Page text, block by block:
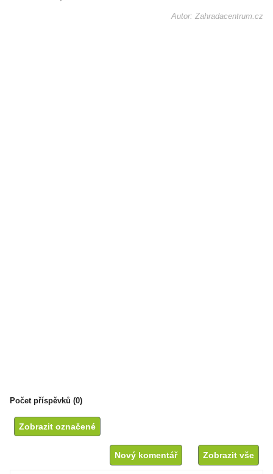
Autor: Zahradacentrum.cz
Počet příspěvků (0)
Nový komentář Zobrazit vše